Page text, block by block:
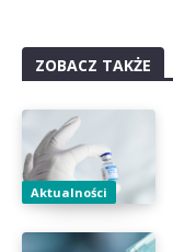
ZOBACZ TAKŻE
Aktualności